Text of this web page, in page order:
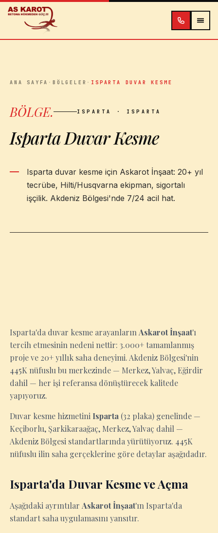
İçeriğe atla
ANA SAYFA ·BÖLGELER · ISPARTA DUVAR KESME
BÖLGE. ISPARTA · ISPARTA
Isparta Duvar Kesme
Isparta duvar kesme için Askarot İnşaat: 20+ yıl
tecrübe, Hilti/Husqvarna ekipman, sigortalı
işçilik. Akdeniz Bölgesi'nde 7/24 acil hat.
Isparta'da duvar kesme arayanların Askarot İnşaat'ı
tercih etmesinin nedeni nettir: 3.000+ tamamlanmış
proje ve 20+ yıllık saha deneyimi. Akdeniz Bölgesi'nin
445K nüfuslu bu merkezinde — Merkez, Yalvaç, Eğirdir
dahil — her işi referansa dönüştürecek kalitede
yapıyoruz.
Duvar kesme hizmetini Isparta (32 plaka) genelinde —
Keçiborlu, Şarkikaraağaç, Merkez, Yalvaç dahil —
Akdeniz Bölgesi standartlarında yürütüyoruz. 445K
nüfuslu ilin saha gerçeklerine göre detaylar aşağıdadır.
Isparta'da Duvar Kesme ve Açma
Aşağıdaki ayrıntılar Askarot İnşaat'ın Isparta'da
standart saha uygulamasını yansıtır.